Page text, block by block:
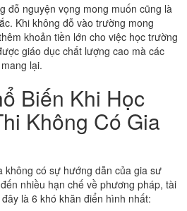
đỗ nguyện vọng mong muốn cũng là
Khi không đỗ vào trường mong
khoản tiền lớn cho việc học trường
giáo dục chất lượng cao mà các
lại.
Biến Khi Học
Không Có Gia
không có sự hướng dẫn của gia sư
nhiều hạn chế về phương pháp, tài
là 6 khó khăn điển hình nhất: